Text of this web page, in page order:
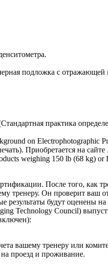
подложка с
практика
on Electrophotographic
Приобретается на
weighing 150 lb (68 kg)
После того, как
тренеру. Он проверит ваш
результаты будут оценены
Technology Council)
вашему тренеру или
проезд и проживание.